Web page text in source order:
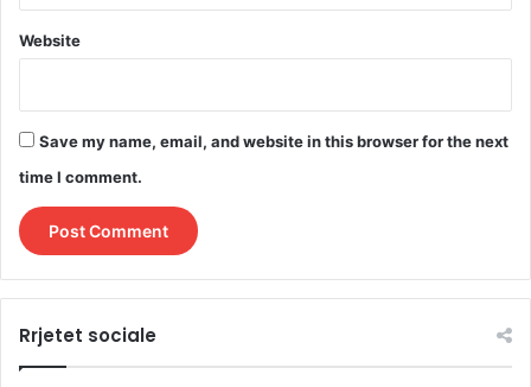
Website
Save my name, email, and website in this browser for the next
time I comment.
Rrjetet sociale